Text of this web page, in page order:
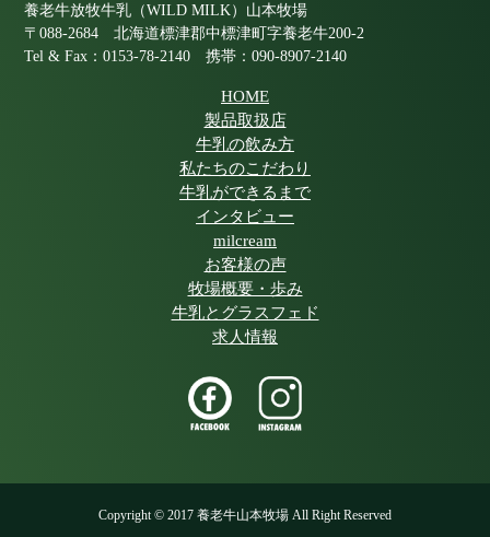
養老牛放牧牛乳（WILD MILK）山本牧場
〒088-2684 北海道標津郡中標津町字養老牛200-2
Tel & Fax：0153-78-2140 携帯：090-8907-2140
HOME
製品取扱店
牛乳の飲み方
私たちのこだわり
牛乳ができるまで
インタビュー
milcream
お客様の声
牧場概要・歩み
牛乳とグラスフェド
求人情報
Copyright © 2017 養老牛山本牧場 All Right Reserved